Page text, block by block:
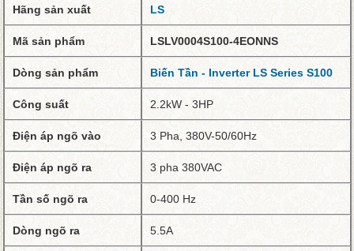
Hãng sản xuất LS
Mã sản phẩm LSLV0004S100-4EONNS
Dòng sản phẩm Biến Tần - Inverter LS Series S100
Công suất 2.2kW - 3HP
Điện áp ngõ vào 3 Pha, 380V-50/60Hz
Điện áp ngõ ra 3 pha 380VAC
Tần số ngõ ra 0-400 Hz
Dòng ngõ ra 5.5A